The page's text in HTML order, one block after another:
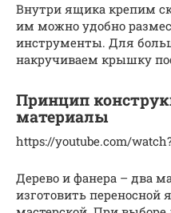
Внутри ящика крепим
им можно удобно
инструменты. Для
накручиваем крышку
Принцип
материалы
https://youtube.com/
Дерево и фанера – два
изготовить